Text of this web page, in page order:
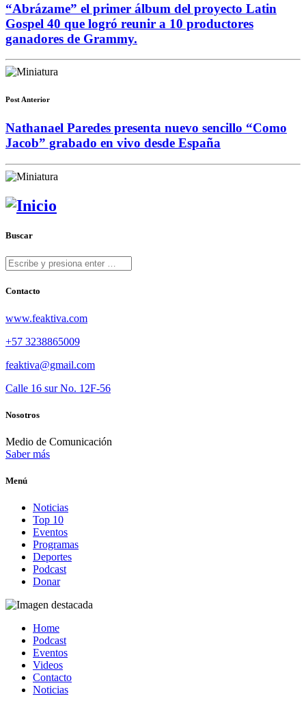
“Abrázame” el primer álbum del proyecto Latin
Gospel 40 que logró reunir a 10 productores
ganadores de Grammy.
Post Anterior
Nathanael Paredes presenta nuevo sencillo “Como
Jacob” grabado en vivo desde España
Buscar
Contacto
www.feaktiva.com
+57 3238865009
feaktiva@gmail.com
Calle 16 sur No. 12F-56
Nosotros
Medio de Comunicación
Saber más
Menú
Noticias
Top 10
Eventos
Programas
Deportes
Podcast
Donar
Home
Podcast
Eventos
Videos
Contacto
Noticias